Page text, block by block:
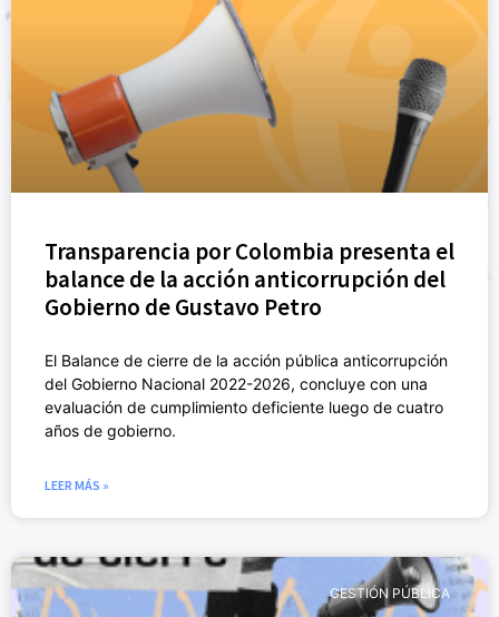
Transparencia por Colombia presenta el
balance de la acción anticorrupción del
Gobierno de Gustavo Petro
El Balance de cierre de la acción pública anticorrupción
del Gobierno Nacional 2022-2026, concluye con una
evaluación de cumplimiento deficiente luego de cuatro
años de gobierno.
LEER MÁS »
GESTIÓN PÚBLICA